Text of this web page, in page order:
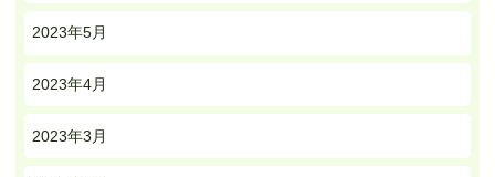
2023年5月
2023年4月
2023年3月